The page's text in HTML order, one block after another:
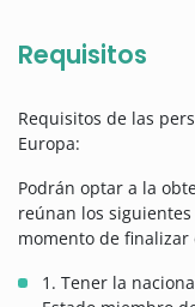
Requisitos
Requisitos de las
Europa:
Podrán optar a la
reúnan los
momento de
1. Tener la